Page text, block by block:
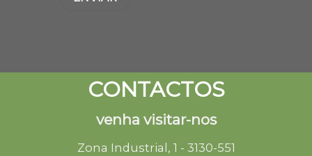
CONTACTOS
venha visitar-nos
Zona Industrial, 1 - 3130-551